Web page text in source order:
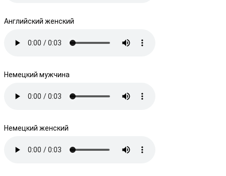
Английский женский
Немецкий мужчина
Немецкий женский